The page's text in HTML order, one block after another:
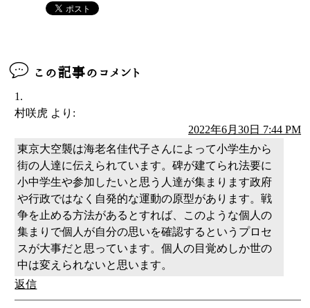
この記事のコメント
村咲虎 より:
2022年6月30日 7:44 PM
東京大空襲は海老名佳代子さんによって小学生から
街の人達に伝えられています。碑が建てられ法要に
小中学生や参加したいと思う人達が集まります政府
や行政ではなく自発的な運動の原型があります。戦
争を止める方法があるとすれば、このような個人の
集まりで個人が自分の思いを確認するというプロセ
スが大事だと思っています。個人の目覚めしか世の
中は変えられないと思います。
返信